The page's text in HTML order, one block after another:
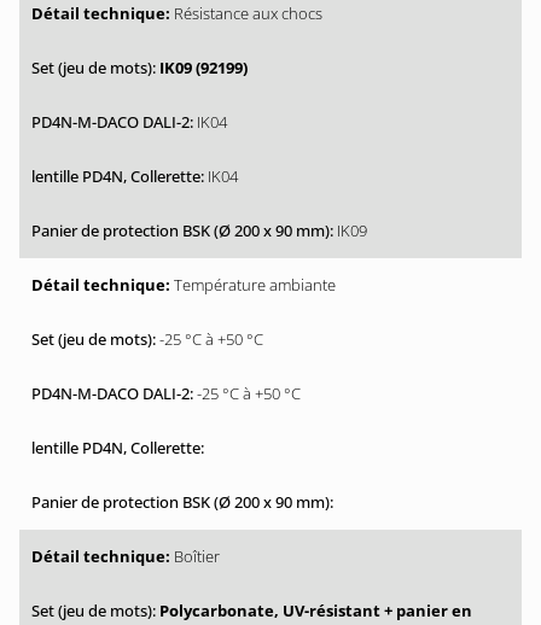
Résistance aux chocs
IK09 (92199)
IK04
IK04
IK09
Température ambiante
-25 °C à +50 °C
-25 °C à +50 °C
Boîtier
Polycarbonate, UV-résistant + panier en